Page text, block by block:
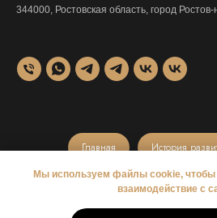
344000, Ростовская область, город
Главная История
Приемка квартир у застройщика
Мы используем файлы cookie, чтобы
взаимодействие с